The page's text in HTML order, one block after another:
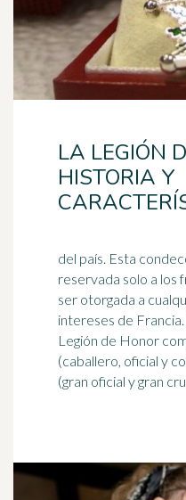
LA LEGIÓN
HISTORIA Y
del país. Esta condecoración no está
reservada solo a los
ser otorgada a
Legión de Honor
(caballero, oficial y
(gran oficial y gran